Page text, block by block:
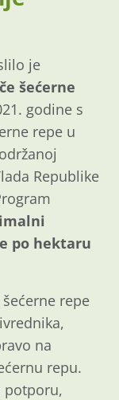
je
šećerne
godine s
repe u
Republike
po hektaru
repe
na
repu.
potporu,